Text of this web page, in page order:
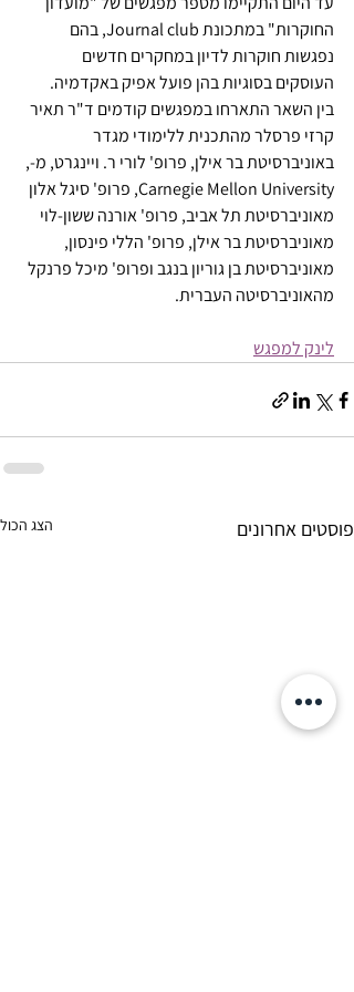
החוקרות" במתכונת Journal club, בהם
נפגשות חוקרות לדיון במחקרים חדשים
העוסקים בסוגיות בהן פועל אפיק באקדמיה.
בין השאר התארחו במפגשים קודמים ד"ר תאיר
קרזי פרסלר מהתכנית ללימודי מגדר
באוניברסיטת בר אילן, פרופ' לורי ר. ויינגרט, מ-,
Carnegie Mellon University, פרופ' סיגל אלון
מאוניברסיטת תל אביב, פרופ' אורנה ששון-לוי
מאוניברסיטת בר אילן, פרופ' הללי פינסון,
מאוניברסיטת בן גוריון בנגב ופרופ' מיכל פרנקל
מהאוניברסיטה העברית.
לינק למפגש
פוסטים אחרונים הצג הכול